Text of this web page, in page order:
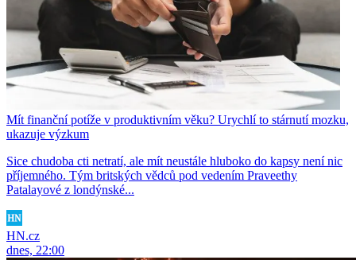
Mít finanční potíže v produktivním věku? Urychlí to stárnutí mozku,
ukazuje výzkum
Sice chudoba cti netratí, ale mít neustále hluboko do kapsy není nic
příjemného. Tým britských vědců pod vedením Praveethy
Patalayové z londýnské...
HN.cz
dnes, 22:00